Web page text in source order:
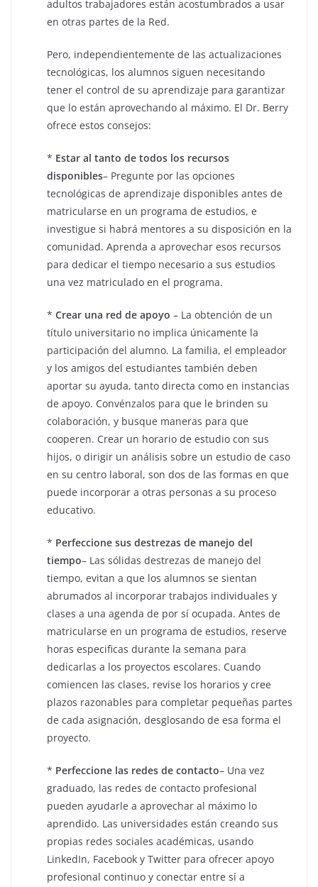
adultos trabajadores están acostumbrados a usar
en otras partes de la Red.
Pero, independientemente de las actualizaciones
tecnológicas, los alumnos siguen necesitando
tener el control de su aprendizaje para garantizar
que lo están aprovechando al máximo. El Dr. Berry
ofrece estos consejos:
* Estar al tanto de todos los recursos
disponibles– Pregunte por las opciones
tecnológicas de aprendizaje disponibles antes de
matricularse en un programa de estudios, e
investigue si habrá mentores a su disposición en la
comunidad. Aprenda a aprovechar esos recursos
para dedicar el tiempo necesario a sus estudios
una vez matriculado en el programa.
* Crear una red de apoyo – La obtención de un
título universitario no implica únicamente la
participación del alumno. La familia, el empleador
y los amigos del estudiantes también deben
aportar su ayuda, tanto directa como en instancias
de apoyo. Convénzalos para que le brinden su
colaboración, y busque maneras para que
cooperen. Crear un horario de estudio con sus
hijos, o dirigir un análisis sobre un estudio de caso
en su centro laboral, son dos de las formas en que
puede incorporar a otras personas a su proceso
educativo.
* Perfeccione sus destrezas de manejo del
tiempo– Las sólidas destrezas de manejo del
tiempo, evitan a que los alumnos se sientan
abrumados al incorporar trabajos individuales y
clases a una agenda de por sí ocupada. Antes de
matricularse en un programa de estudios, reserve
horas especificas durante la semana para
dedicarlas a los proyectos escolares. Cuando
comiencen las clases, revise los horarios y cree
plazos razonables para completar pequeñas partes
de cada asignación, desglosando de esa forma el
proyecto.
* Perfeccione las redes de contacto– Una vez
graduado, las redes de contacto profesional
pueden ayudarle a aprovechar al máximo lo
aprendido. Las universidades están creando sus
propias redes sociales académicas, usando
LinkedIn, Facebook y Twitter para ofrecer apoyo
profesional continuo y conectar entre sí a